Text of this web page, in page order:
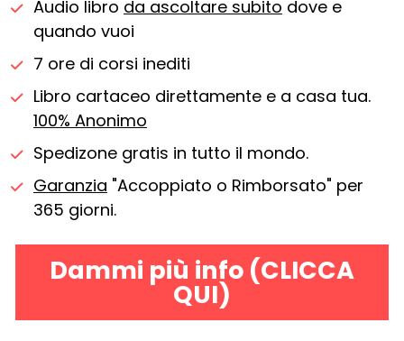
Audio libro da ascoltare subito dove e
quando vuoi
7 ore di corsi inediti
Libro cartaceo direttamente e a casa tua.
100% Anonimo
Spedizone gratis in tutto il mondo.
Garanzia "Accoppiato o Rimborsato" per
365 giorni.
Dammi più info (CLICCA
QUI)